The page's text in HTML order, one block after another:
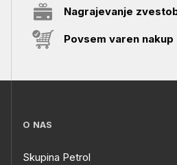
Nagrajevanje
Povsem varen nakup
O NAS
Skupina Petrol